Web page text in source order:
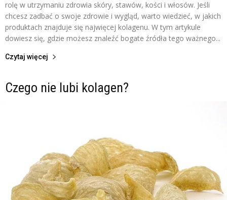
rolę w utrzymaniu zdrowia skóry, stawów, kości i włosów. Jeśli
chcesz zadbać o swoje zdrowie i wygląd, warto wiedzieć, w jakich
produktach znajduje się najwięcej kolagenu. W tym artykule
dowiesz się, gdzie możesz znaleźć bogate źródła tego ważnego...
Czytaj więcej
Czego nie lubi kolagen?